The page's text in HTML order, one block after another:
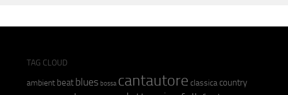
TAG CLOUD
ambient beat blues bossa cantautore classica country